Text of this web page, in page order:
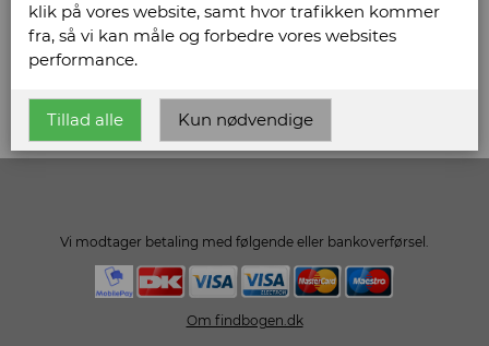
Hjemmeside:http://www.ribeantikvariat.dk
Email:peter@ribeantikvariat.dk
Vi modtager betaling med følgende eller bankoverførsel.
Om findbogen.dk
klik på vores website, samt hvor trafikken kommer
fra, så vi kan måle og forbedre vores websites
performance.
Tillad alle Kun nødvendige